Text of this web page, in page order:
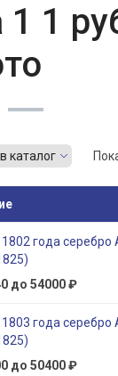
1
каталог
года серебро
до 54000 ₽
года серебро
до 50400 ₽